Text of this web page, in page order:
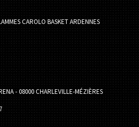
CAROLO BASKET ARDENNES
- 08000 CHARLEVILLE-MÉZIÈRES